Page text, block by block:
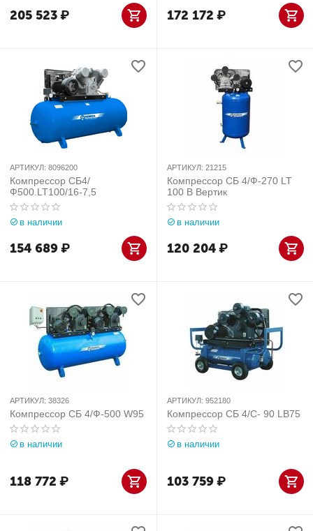
205 523₽ 172 172 ₽
АРТИКУЛ: 8096200
Компрессор СБ4/
Ф500.LT100/16-7,5
в наличии
154 689₽
АРТИКУЛ: 21215
Компрессор СБ 4/Ф-270 LT
100 В Вертик
в наличии
120 204₽
АРТИКУЛ: 38326
Компрессор СБ 4/Ф-500 W95
в наличии
118 772 ₽
АРТИКУЛ: 952180
Компрессор СБ 4/С- 90 LB75
в наличии
103 759₽